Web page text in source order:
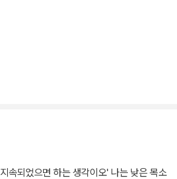
속되었으면 하는 생각이오' 나는 낮은 목소